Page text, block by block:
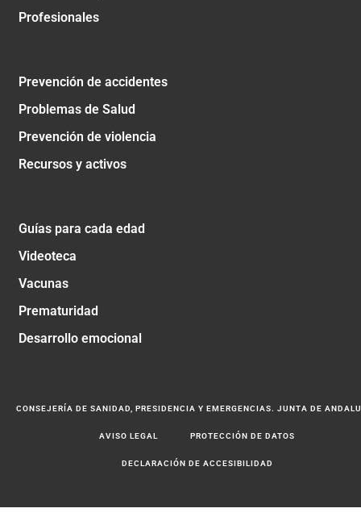
Profesionales
Prevención de accidentes
Problemas de Salud
Prevención de violencia
Recursos y activos
Guías para cada edad
Videoteca
Vacunas
Prematuridad
Desarrollo emocional
CONSEJERÍA DE SANIDAD, PRESIDENCIA Y EMERGENCIAS. JUNTA DE
AVISO LEGAL PROTECCIÓN DE DATOS
DECLARACIÓN DE ACCESIBILIDAD